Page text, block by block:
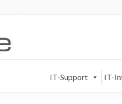
IT-Support IT-